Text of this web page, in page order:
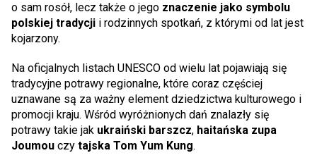
o sam rosół, lecz także o jego znaczenie jako symbolu
polskiej tradycji i rodzinnych spotkań, z którymi od lat jest
kojarzony.
Na oficjalnych listach UNESCO od wielu lat pojawiają się
tradycyjne potrawy regionalne, które coraz częściej
uznawane są za ważny element dziedzictwa kulturowego i
promocji kraju. Wśród wyróżnionych dań znalazły się
potrawy takie jak ukraiński barszcz, haitańska zupa
Joumou czy tajska Tom Yum Kung.